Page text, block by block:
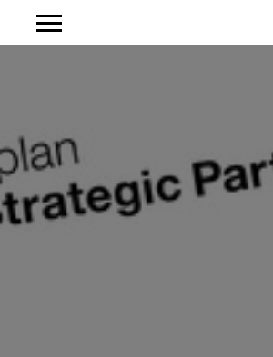
Argentinien
Australien
Belgien